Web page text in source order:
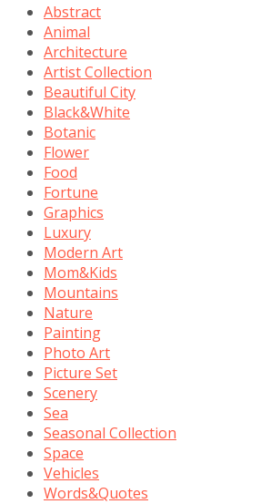
Abstract
Animal
Architecture
Artist Collection
Beautiful City
Black&White
Botanic
Flower
Food
Fortune
Graphics
Luxury
Modern Art
Mom&Kids
Mountains
Nature
Painting
Photo Art
Picture Set
Scenery
Sea
Seasonal Collection
Space
Vehicles
Words&Quotes